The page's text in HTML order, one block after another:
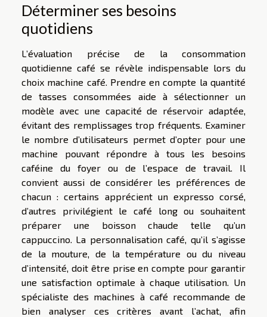
Déterminer ses besoins
quotidiens
L’évaluation précise de la consommation
quotidienne café se révèle indispensable lors du
choix machine café. Prendre en compte la quantité
de tasses consommées aide à sélectionner un
modèle avec une capacité de réservoir adaptée,
évitant des remplissages trop fréquents. Examiner
le nombre d’utilisateurs permet d’opter pour une
machine pouvant répondre à tous les besoins
caféine du foyer ou de l’espace de travail. Il
convient aussi de considérer les préférences de
chacun : certains apprécient un expresso corsé,
d’autres privilégient le café long ou souhaitent
préparer une boisson chaude telle qu’un
cappuccino. La personnalisation café, qu’il s’agisse
de la mouture, de la température ou du niveau
d’intensité, doit être prise en compte pour garantir
une satisfaction optimale à chaque utilisation. Un
spécialiste des machines à café recommande de
bien analyser ces critères avant l’achat, afin